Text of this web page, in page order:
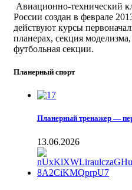
Авиационно-технический
России создан в феврале
действуют курсы
планерах, секция
футбольная секции.
Планерный спорт
Планерный тренажер —
13.06.2026